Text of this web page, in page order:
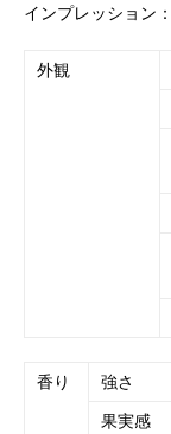
インプレッション：
外観
香り 強さ
果実感